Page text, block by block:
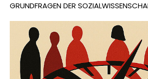
GRUNDFRAGEN DER